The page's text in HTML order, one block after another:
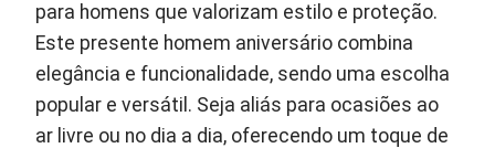
para homens que valorizam estilo e proteção.
Este presente homem aniversário combina
elegância e funcionalidade, sendo uma escolha
popular e versátil. Seja aliás para ocasiões ao
ar livre ou no dia a dia, oferecendo um toque de